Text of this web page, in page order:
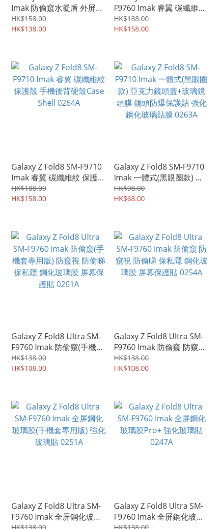
Imak 防偷窺水凝盾 外屏
+內屏保護貼 水凝貼 膠膜
0276A
HK$158.00
HK$138.00
F9760 Imak 睿翼 碳纖維紋
保護殼 手機後背硬殼Case
Shell 0275A
HK$188.00
HK$158.00
Galaxy Z Fold8 SM-F9710
Imak 睿翼 碳纖維紋 保護殼
手機後背硬殼Case Shell
0264A
HK$188.00
HK$158.00
Galaxy Z Fold8 SM-F9710
Imak 一體式(黑眼圈款) 亞
克力鏡頭蓋+玻璃鏡頭膜 鏡
頭防爆保護貼 強化鋼化玻
HK$98.00
HK$68.00
Galaxy Z Fold8 Ultra SM-
F9760 Imak 防偷窺(手機套
專用版) 防窺視 防偷睇 保私
隱 鋼化玻璃膜 屏幕保護貼
HK$138.00
HK$108.00
Galaxy Z Fold8 Ultra SM-
F9760 Imak 防偷窺 防窺視
防偷睇 保私隱 鋼化玻璃膜
屏幕保護貼 0254A
HK$138.00
HK$108.00
Galaxy Z Fold8 Ultra SM-
F9760 Imak 全屏鋼化玻璃
Galaxy Z Fold8 Ultra SM-
F9760 Imak 全屏鋼化玻璃